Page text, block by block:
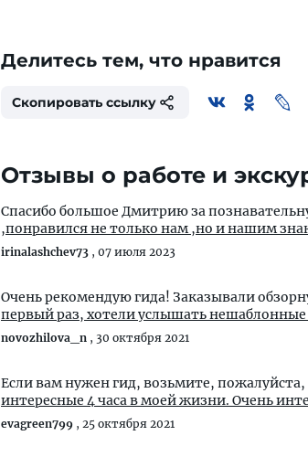
Делитесь тем, что нравится
Скопировать ссылку
Отзывы о работе и
Спасибо большое Дмитрию за
,понравился не только нам ,но и нашим
irinalashchev73 , 07 июля 2023
Очень рекомендую гида! Заказывали
первый раз, хотели услышать
novozhilova_n , 30 октября 2021
Если вам нужен гид, возьмите,
интересные 4 часа в моей жизни. Очень
evagreen799 , 25 октября 2021